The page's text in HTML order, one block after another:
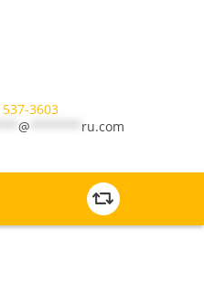
537-3603
@ ru.com